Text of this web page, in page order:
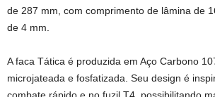
de 287 mm, com comprimento de lâmina de
de 4 mm.
A faca Tática é produzida em Aço Carbono
microjateada e fosfatizada. Seu design é